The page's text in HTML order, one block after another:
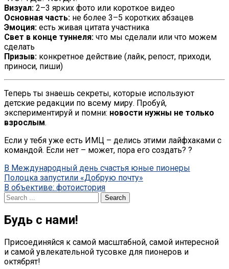
Визуал: 2–3 ярких фото или короткое видео
Основная часть: не более 3–5 коротких абзацев
Эмоция: есть живая цитата участника
Свет в конце туннеля: что мы сделали или что можем
сделать
Призыв: конкретное действие (лайк, репост, приходи,
приноси, пиши)
Теперь ты знаешь секреты, которые используют
детские редакции по всему миру. Пробуй,
экспериментируй и помни: новости нужны не только
взрослым.
Если у тебя уже есть ИМЦ – делись этими лайфхаками с
командой. Если нет – может, пора его создать? ?
Post
navigation
В Международный день счастья юные пионеры
Полоцка запустили «Добрую почту»
В объективе: фотоистория
Search
for:
Будь с нами!
Присоединяйся к самой масштабной, самой интересной
и самой увлекательной тусовке для пионеров и
октябрят!